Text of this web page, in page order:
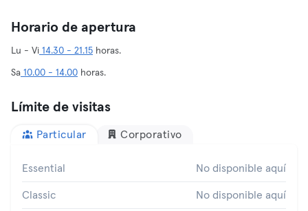
Horario de apertura
Lu - Vi 14.30 - 21.15 horas.
Sa 10.00 - 14.00 horas.
Límite de visitas
Particular Corporativo
Essential No disponible aquí
Classic No disponible aquí